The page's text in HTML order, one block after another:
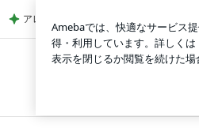
・コーティング施工の画像 17枚
アレク タマラと最後の思い出